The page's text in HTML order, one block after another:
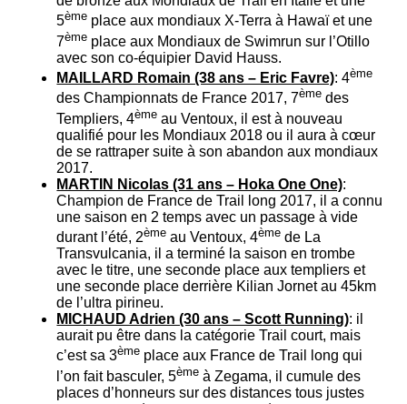
5ème place aux mondiaux X-Terra à Hawaï et une
7ème place aux Mondiaux de Swimrun sur l’Otillo
avec son co-équipier David Hauss.
MAILLARD Romain (38 ans – Eric Favre): 4ème
des Championnats de France 2017, 7ème des
Templiers, 4ème au Ventoux, il est à nouveau
qualifié pour les Mondiaux 2018 ou il aura à cœur
de se rattraper suite à son abandon aux mondiaux
2017.
MARTIN Nicolas (31 ans – Hoka One One):
Champion de France de Trail long 2017, il a connu
une saison en 2 temps avec un passage à vide
durant l’été, 2ème au Ventoux, 4ème de La
Transvulcania, il a terminé la saison en trombe
avec le titre, une seconde place aux templiers et
une seconde place derrière Kilian Jornet au 45km
de l’ultra pirineu.
MICHAUD Adrien (30 ans – Scott Running): il
aurait pu être dans la catégorie Trail court, mais
c’est sa 3ème place aux France de Trail long qui
l’on fait basculer, 5ème à Zegama, il cumule des
places d’honneurs sur des distances tous justes